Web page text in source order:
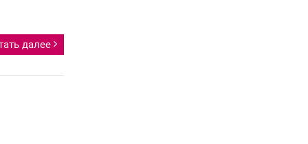
далее